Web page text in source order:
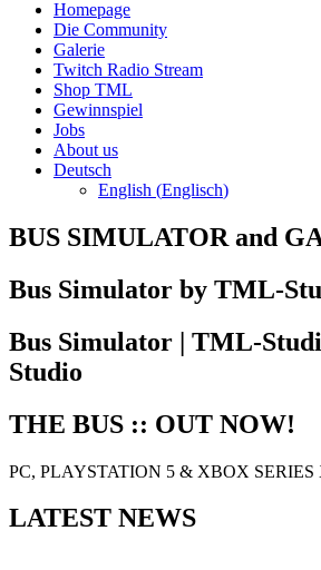
Homepage
Die Community
Galerie
Twitch Radio Stream
Shop TML
Gewinnspiel
Jobs
About us
Deutsch
English (Englisch)
BUS SIMULATOR and
Bus Simulator by TML-
Bus Simulator | TML-
Studio
THE BUS :: OUT NOW!
PC, PLAYSTATION 5 & XBOX SERIES
LATEST NEWS